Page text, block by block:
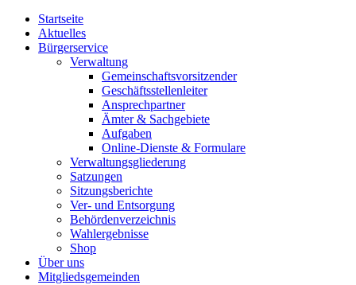
Startseite
Aktuelles
Bürgerservice
Verwaltung
Gemeinschaftsvorsitzender
Geschäftsstellenleiter
Ansprechpartner
Ämter & Sachgebiete
Aufgaben
Online-Dienste & Formulare
Verwaltungsgliederung
Satzungen
Sitzungsberichte
Ver- und Entsorgung
Behördenverzeichnis
Wahlergebnisse
Shop
Über uns
Mitgliedsgemeinden